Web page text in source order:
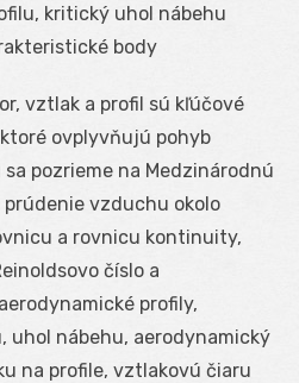
kritický uhol nábehu
body
vztlak a profil sú kľúčové
ovplyvňujú pohyb
pozrieme na Medzinárodnú
vzduchu okolo
a rovnicu kontinuity,
číslo a
profily,
uhol nábehu, aerodynamický
na profile, vztlakovú čiaru